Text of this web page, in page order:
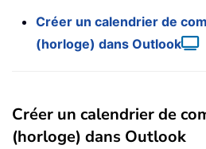
Créer un calendrier de
(horloge) dans Outlook
Créer un calendrier de
(horloge) dans Outlook